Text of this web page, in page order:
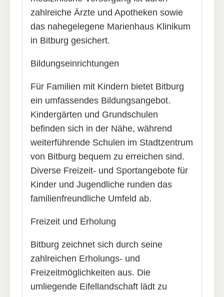
zahlreiche Ärzte und Apotheken sowie
das nahegelegene Marienhaus Klinikum
in Bitburg gesichert.
Bildungseinrichtungen
Für Familien mit Kindern bietet Bitburg
ein umfassendes Bildungsangebot.
Kindergärten und Grundschulen
befinden sich in der Nähe, während
weiterführende Schulen im Stadtzentrum
von Bitburg bequem zu erreichen sind.
Diverse Freizeit- und Sportangebote für
Kinder und Jugendliche runden das
familienfreundliche Umfeld ab.
Freizeit und Erholung
Bitburg zeichnet sich durch seine
zahlreichen Erholungs- und
Freizeitmöglichkeiten aus. Die
umliegende Eifellandschaft lädt zu